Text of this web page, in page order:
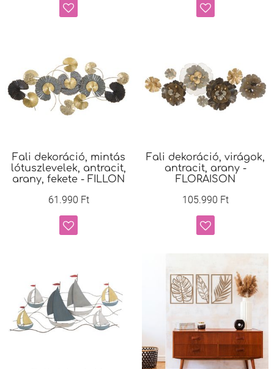
Fali dekoráció, mintás
lótuszlevelek, antracit,
arany, fekete - FILLON
61.990 Ft
Fali dekoráció, virágok,
antracit, arany -
FLORAISON
105.990 Ft